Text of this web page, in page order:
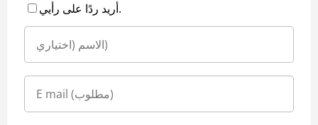
أريد ردًا على رأيي.